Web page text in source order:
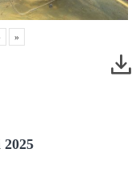
»